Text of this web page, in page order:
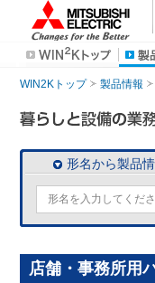
WIN2Kトップ 製品情報
形名から製品
店舗・事務所用